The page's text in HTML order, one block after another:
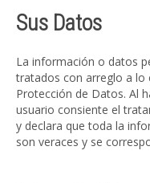
Sus Datos
La información o datos
tratados con arreglo a lo
Protección de Datos. Al
usuario consiente el
y declara que toda la
son veraces y se